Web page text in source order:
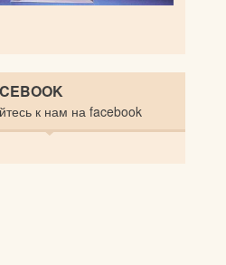
к нам на facebook